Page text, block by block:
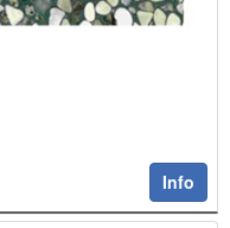
Info